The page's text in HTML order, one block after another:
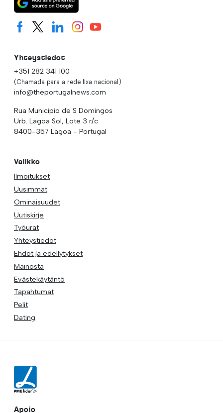
Yhteystiedot
+351 282 341 100
(Chamada para a rede fixa nacional)
info@theportugalnews.com
Rua Municipio de S Domingos
Urb. Lagoa Sol, Lote 3 r/c
8400-357 Lagoa - Portugal
Valikko
Ilmoitukset
Uusimmat
Ominaisuudet
Uutiskirje
Työurat
Yhteystiedot
Ehdot ja edellytykset
Mainosta
Evästekäytäntö
Tapahtumat
Pelit
Dating
Apoio